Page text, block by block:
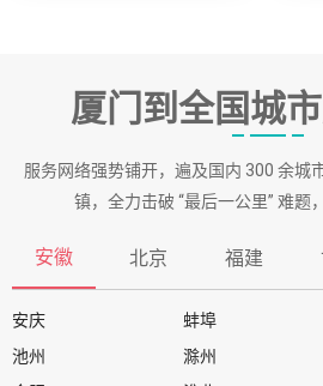
厦门到全国城
服务网络强势铺开，遍及国内 300 余城
镇，全力击破 “最后一公里” 难题
安徽 北京 福建
安庆 蚌埠
池州
滁州